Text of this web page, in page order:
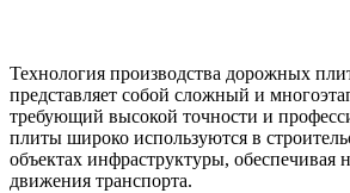
Технология производства дорожных
представляет собой сложный и
требующий высокой точности и
плиты широко используются в
объектах инфраструктуры, обеспечивая
движения транспорта.